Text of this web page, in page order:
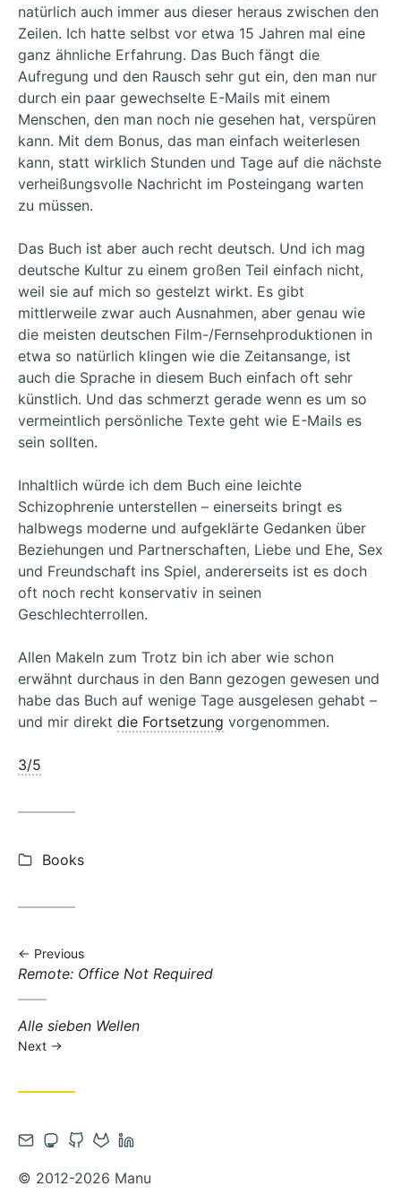
natürlich auch immer aus dieser heraus zwischen den
Zeilen. Ich hatte selbst vor etwa 15 Jahren mal eine
ganz ähnliche Erfahrung. Das Buch fängt die
Aufregung und den Rausch sehr gut ein, den man nur
durch ein paar gewechselte E-Mails mit einem
Menschen, den man noch nie gesehen hat, verspüren
kann. Mit dem Bonus, das man einfach weiterlesen
kann, statt wirklich Stunden und Tage auf die nächste
verheißungsvolle Nachricht im Posteingang warten
zu müssen.
Das Buch ist aber auch recht deutsch. Und ich mag
deutsche Kultur zu einem großen Teil einfach nicht,
weil sie auf mich so gestelzt wirkt. Es gibt
mittlerweile zwar auch Ausnahmen, aber genau wie
die meisten deutschen Film-/Fernsehproduktionen in
etwa so natürlich klingen wie die Zeitansange, ist
auch die Sprache in diesem Buch einfach oft sehr
künstlich. Und das schmerzt gerade wenn es um so
vermeintlich persönliche Texte geht wie E-Mails es
sein sollten.
Inhaltlich würde ich dem Buch eine leichte
Schizophrenie unterstellen – einerseits bringt es
halbwegs moderne und aufgeklärte Gedanken über
Beziehungen und Partnerschaften, Liebe und Ehe, Sex
und Freundschaft ins Spiel, andererseits ist es doch
oft noch recht konservativ in seinen
Geschlechterrollen.
Allen Makeln zum Trotz bin ich aber wie schon
erwähnt durchaus in den Bann gezogen gewesen und
habe das Buch auf wenige Tage ausgelesen gehabt –
und mir direkt die Fortsetzung vorgenommen.
3/5
Categories:
Books
Previous
Previous
Remote: Office Not Required
Next
post:
Alle sieben Wellen
Next
Contact
Email
Open
account
Open
account
Open
account
Open
account
© 2012-2026 Manu